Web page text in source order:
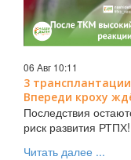
06 Авг 10:11
3
Впереди кроху
Последствия
риск развития РТПХ!
Читать далее ...